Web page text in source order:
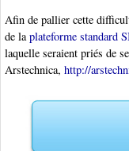
Afin de pallier cette
de laplateforme standard
laquelle seraient priés de
Arstechnica, http://